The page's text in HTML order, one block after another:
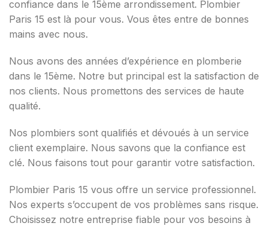
confiance dans le 15ème arrondissement. Plombier
Paris 15 est là pour vous. Vous êtes entre de bonnes
mains avec nous.
Nous avons des années d’expérience en plomberie
dans le 15ème. Notre but principal est la satisfaction de
nos clients. Nous promettons des services de haute
qualité.
Nos plombiers sont qualifiés et dévoués à un service
client exemplaire. Nous savons que la confiance est
clé. Nous faisons tout pour garantir votre satisfaction.
Plombier Paris 15 vous offre un service professionnel.
Nos experts s’occupent de vos problèmes sans risque.
Choisissez notre entreprise fiable pour vos besoins à